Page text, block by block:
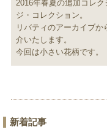
2016年春夏の追加コレ
ジ・コレクション。
リバティのアーカイブ
介いたします。
今回は小さい花柄です。
新着記事